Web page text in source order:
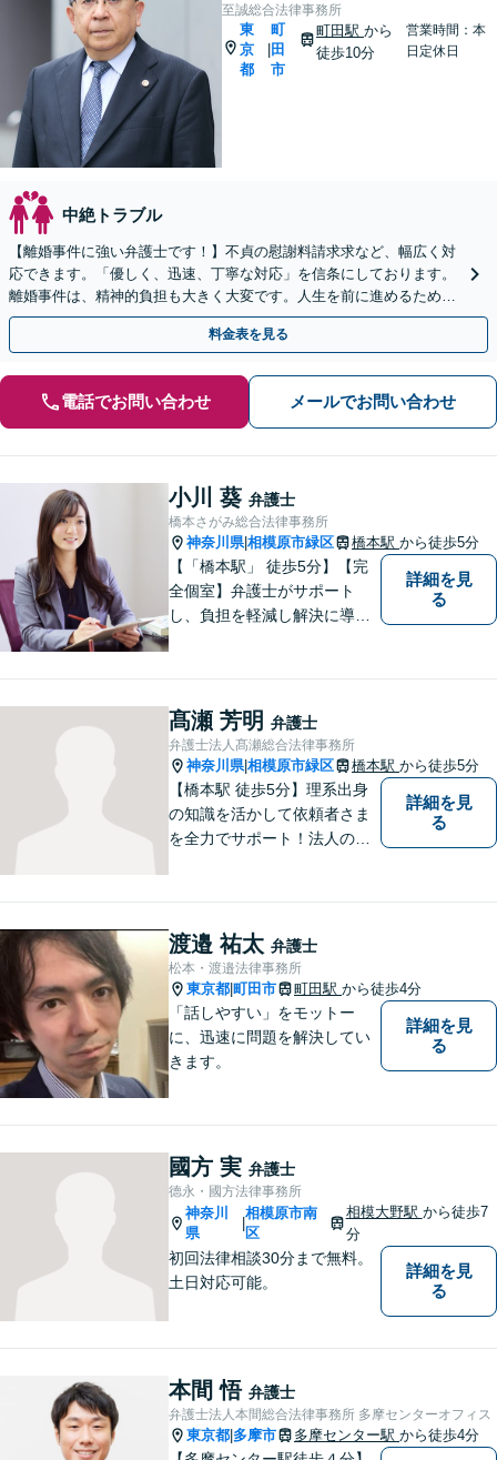
至誠総合法律事務所
東
京
都
町
田
市
町田駅 から
徒歩10分
営業時間：本
日定休日
中絶トラブル
【離婚事件に強い弁護士です！】不貞の慰謝料請求求など、幅広く対
応できます。「優しく、迅速、丁寧な対応」を信条にしております。
離婚事件は、精神的負担も大きく大変です。人生を前に進めるために
も、一緒に考えましょう。ぜひ一度ご相談ください。
料金表を見る
電話でお問い合わせ メールでお問い合わせ
小川 葵 弁護士
橋本さがみ総合法律事務所
神奈川県|相模原市緑区 橋本駅 から徒歩5分
【「橋本駅」 徒歩5分】【完
全個室】弁護士がサポート
し、負担を軽減し解決に導き
はご相談いただき、今後の進
め方を一緒に考えましょう。
【法テラス利用可】
詳細を見
る
髙瀬 芳明 弁護士
弁護士法人髙瀬総合法律事務所
神奈川県|相模原市緑区 橋本駅 から徒歩5分
【橋本駅 徒歩5分】理系出身
の知識を活かして依頼者さま
を全力でサポート！法人のお
したいことを整理しながら導
き出します。
詳細を見
る
渡邉 祐太 弁護士
松本・渡邉法律事務所
東京都 町田市 町田駅 から徒歩4分
「話しやすい」をモットー
に、迅速に問題を解決してい
きます。
詳細を見
る
國方 実 弁護士
德永・國方法律事務所
神奈川
県
相模原市南
区
相模大野駅 から徒歩7
分
初回法律相談30分まで無料。
土日対応可能。
詳細を見
る
本間 悟 弁護士
弁護士法人本間総合法律事務所 多摩センターオフィス
東京都 多摩市 多摩センター駅 から徒歩4分